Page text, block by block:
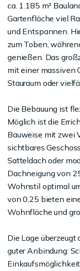
ca. 1.185 m²
Gartenfläche viel
und Entspannen.
zum Toben,
genießen. Das
mit einer massiven
Stauraum oder
Die Bebauung ist
Möglich ist die
Bauweise mit zwei
sichtbares
Satteldach oder
Dachneigung von
Wohnstil optimal
von 0,25 bieten
Wohnfläche und
Die Lage überzeugt
guter Anbindung: